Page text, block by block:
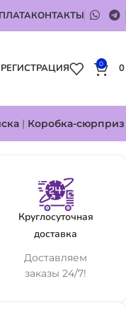
КОНТАКТЫ
0
| Коробка-сюрприз
Круглосуточная
доставка
Доставляем
заказы 24/7!